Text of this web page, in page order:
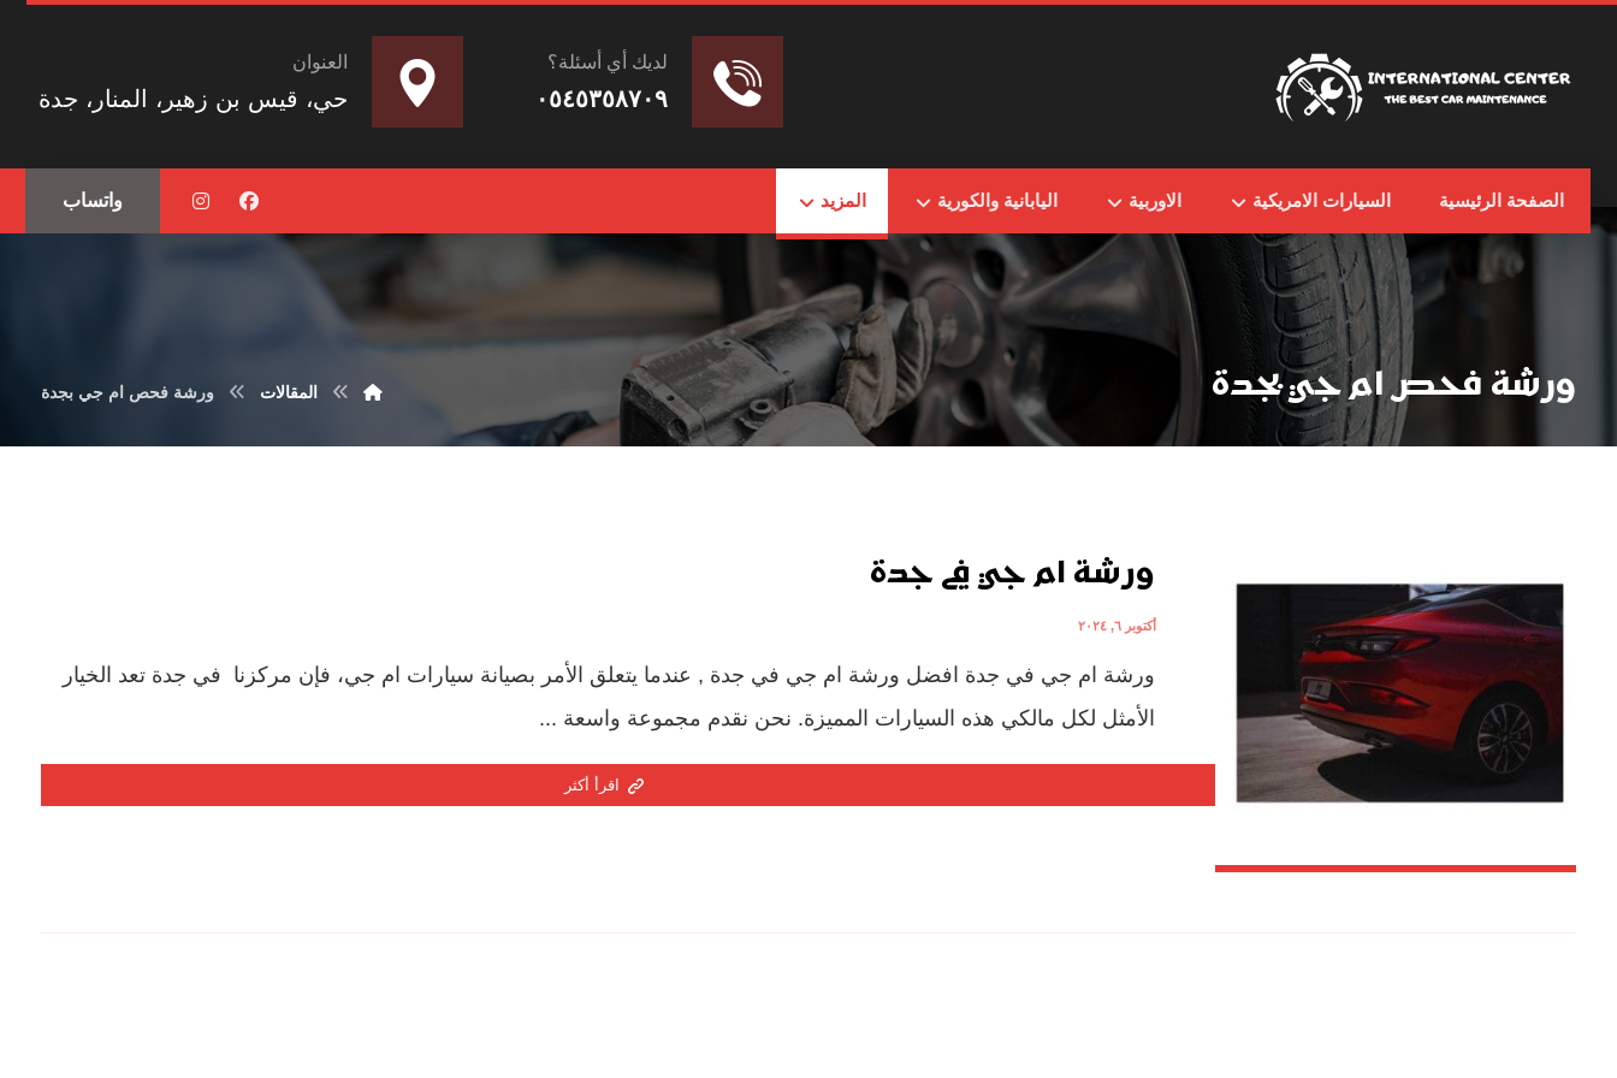
العنوان
حي، قيس بن زهير، المنار، جدة
لديك أي أسئلة؟
٠٥٤٥٣٥٨٧٠٩
الصفحة الرئيسية السيارات الامريكية الاوربية اليابانية والكورية المزيد واتساب
ورشة فحص ام جي بجدة المقالات ورشة فحص ام جي بجدة
ورشة ام جي في جدة
أكتوبر ٦, ٢٠٢٤
ورشة ام جي في جدة افضل ورشة ام جي في جدة , عندما يتعلق الأمر بصيانة سيارات ام جي، فإن مركزنا في جدة تعد الخيار
الأمثل لكل مالكي هذه السيارات المميزة. نحن نقدم مجموعة واسعة ...
اقرأ أكثر